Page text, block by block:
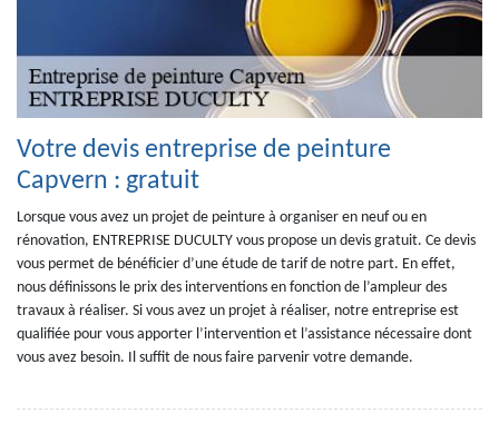
Votre devis entreprise de peinture
Capvern : gratuit
Lorsque vous avez un projet de peinture à organiser en neuf ou en
rénovation, ENTREPRISE DUCULTY vous propose un devis gratuit. Ce devis
vous permet de bénéficier d’une étude de tarif de notre part. En effet,
nous définissons le prix des interventions en fonction de l’ampleur des
travaux à réaliser. Si vous avez un projet à réaliser, notre entreprise est
qualifiée pour vous apporter l’intervention et l’assistance nécessaire dont
vous avez besoin. Il suffit de nous faire parvenir votre demande.